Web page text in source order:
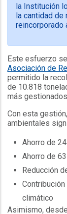
la Institución
la cantidad de
reincorporado
Este esfuerzo
Asociación de
permitido la
de 10.818
más
Con esta
ambientales
Ahorro de
Ahorro de
Reducción
climático
Asimismo,